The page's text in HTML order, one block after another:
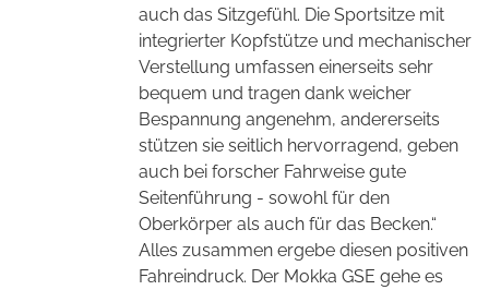
auch das Sitzgefühl. Die Sportsitze mit
integrierter Kopfstütze und mechanischer
Verstellung umfassen einerseits sehr
bequem und tragen dank weicher
Bespannung angenehm, andererseits
stützen sie seitlich hervorragend, geben
auch bei forscher Fahrweise gute
Seitenführung - sowohl für den
Oberkörper als auch für das Becken.“
Alles zusammen ergebe diesen positiven
Fahreindruck. Der Mokka GSE gehe es